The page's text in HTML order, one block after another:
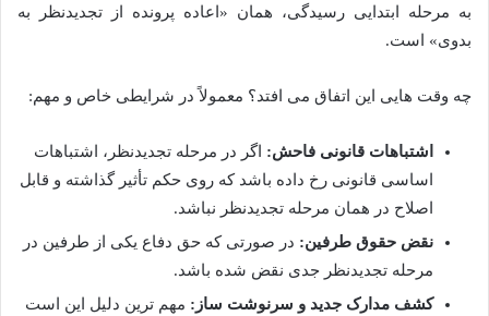
به مرحله ابتدایی رسیدگی، همان «اعاده پرونده از تجدیدنظر به
بدوی» است.
چه وقت هایی این اتفاق می افتد؟ معمولاً در شرایطی خاص و مهم:
اشتباهات قانونی فاحش: اگر در مرحله تجدیدنظر، اشتباهات
اساسی قانونی رخ داده باشد که روی حکم تأثیر گذاشته و قابل
اصلاح در همان مرحله تجدیدنظر نباشد.
نقض حقوق طرفین: در صورتی که حق دفاع یکی از طرفین در
مرحله تجدیدنظر جدی نقض شده باشد.
کشف مدارک جدید و سرنوشت ساز: مهم ترین دلیل این است